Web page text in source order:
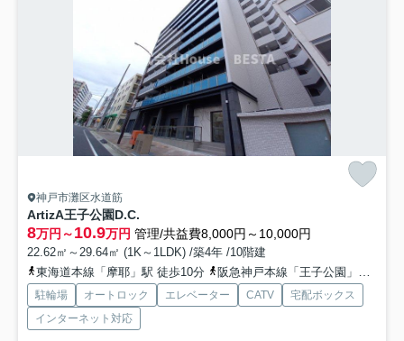
神戸市灘区水道筋
ArtizA王子公園D.C.
8万円～10.9万円 管理/共益費8,000円～10,000円
22.62㎡～29.64㎡ (1K～1LDK) /築4年 /10階建
東海道本線「摩耶」駅 徒歩10分
阪急神戸本線「王子公園」駅 徒歩9分
駐輪場 オートロック エレベーター CATV
宅配ボックス
インターネット対応